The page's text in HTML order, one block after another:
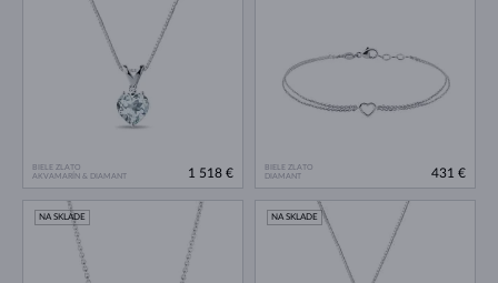
BIELE ZLATO
AKVAMARÍN & DIAMANT
1 518 €
BIELE ZLATO
DIAMANT
431 €
NA SKLADE NA SKLADE